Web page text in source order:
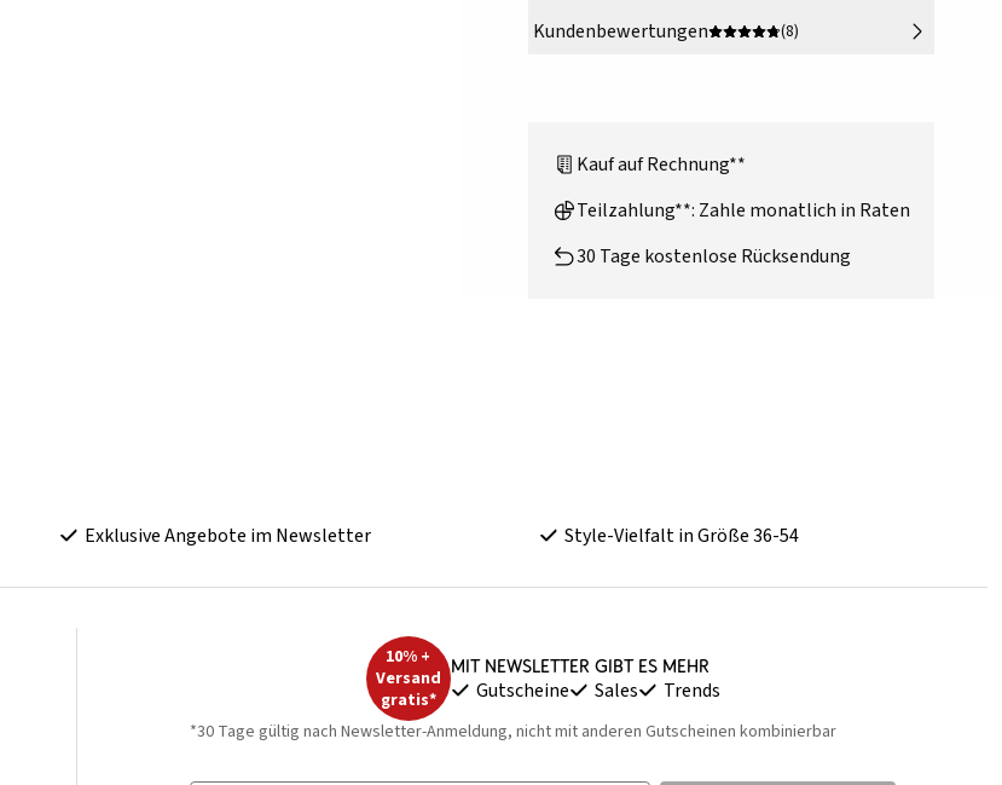
Kundenbewertungen
(8)
Kauf auf Rechnung**
Teilzahlung**: Zahle monatlich in Raten
30 Tage kostenlose Rücksendung
Exklusive Angebote im Newsletter Style-Vielfalt in Größe 36-54
10% +
Versand
gratis*
Mit Newsletter gibt es mehr
Gutscheine Sales Trends
*30 Tage gültig nach Newsletter-Anmeldung, nicht mit anderen Gutscheinen kombinierbar